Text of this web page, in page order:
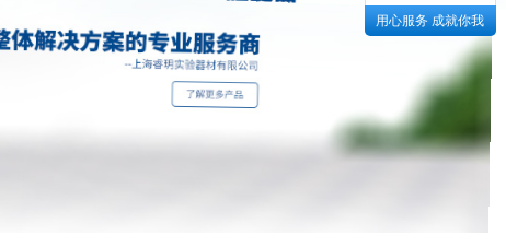
用心服务 成就你我